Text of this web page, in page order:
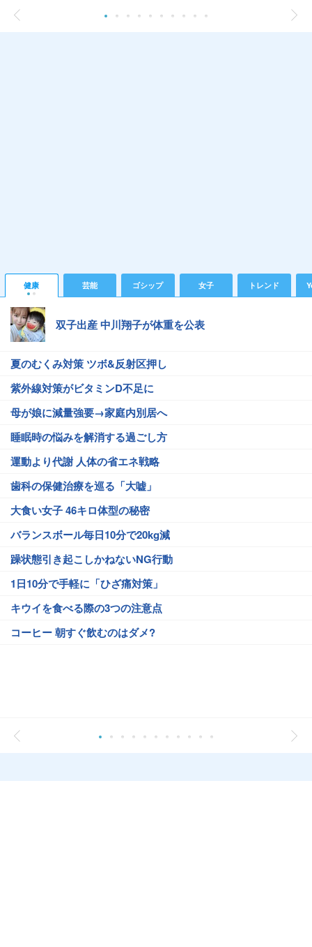
健康 芸能 ゴシップ 女子 トレンド
双子出産 中川翔子が体重を公表
夏のむくみ対策 ツボ&反射区押し
紫外線対策がビタミンD不足に
母が娘に減量強要→家庭内別居へ
睡眠時の悩みを解消する過ごし方
運動より代謝 人体の省エネ戦略
歯科の保健治療を巡る「大嘘」
大食い女子 46キロ体型の秘密
バランスボール毎日10分で20kg減
躁状態引き起こしかねないNG行動
1日10分で手軽に「ひざ痛対策」
キウイを食べる際の3つの注意点
コーヒー 朝すぐ飲むのはダメ?